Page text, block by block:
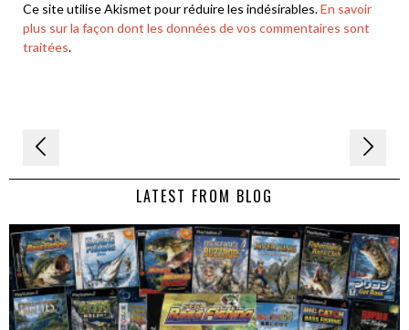
Ce site utilise Akismet pour réduire les indésirables.En savoir
plus sur la façon dont les données de vos commentaires sont
traitées.
Navigation
de LATEST FROM BLOG